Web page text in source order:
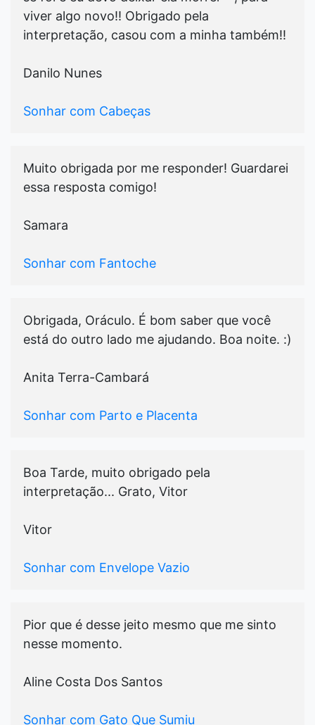
viver algo novo!! Obrigado pela
interpretação, casou com a minha também!!
Danilo Nunes
Sonhar com Cabeças
Muito obrigada por me responder! Guardarei
essa resposta comigo!
Samara
Sonhar com Fantoche
Obrigada, Oráculo. É bom saber que você
está do outro lado me ajudando. Boa noite. :)
Anita Terra-Cambará
Sonhar com Parto e Placenta
Boa Tarde, muito obrigado pela
interpretação... Grato, Vitor
Vitor
Sonhar com Envelope Vazio
Pior que é desse jeito mesmo que me sinto
nesse momento.
Aline Costa Dos Santos
Sonhar com Gato Que Sumiu